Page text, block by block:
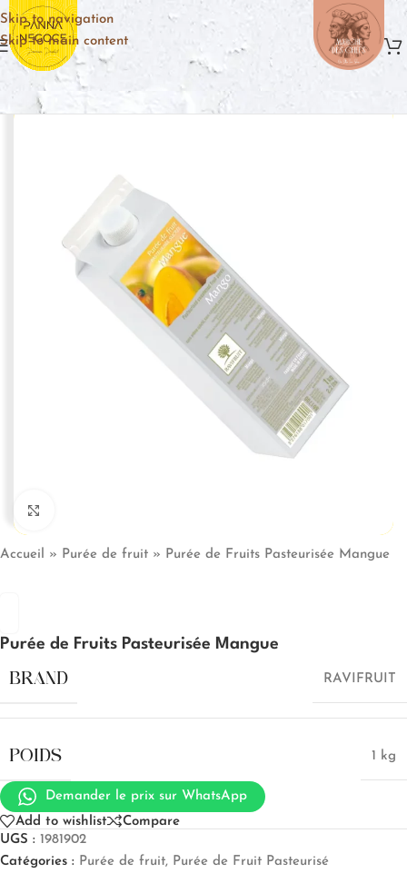
Skip to navigation
Skip to main content
Accueil » Purée de fruit » Purée de Fruits Pasteurisée Mangue
Purée de Fruits Pasteurisée Mangue
BRAND RAVIFRUIT
POIDS 1 kg
Demander le prix sur WhatsApp
Add to wishlist
Compare
UGS : 1981902
Catégories : Purée de fruit, Purée de Fruit Pasteurisé